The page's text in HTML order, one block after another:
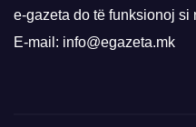
e-gazeta do të funksionoj si
E-mail: info@egazeta.mk